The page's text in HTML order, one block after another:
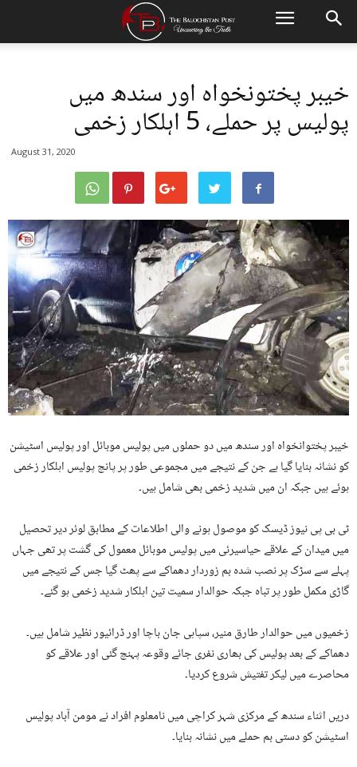
خیبر پختونخواہ اور سندھ میں
پولیس پر حملے، 5 اہلکار زخمی
August 31, 2020
خیبر پختوانخواہ اور سندھ میں دو حملوں میں پولیس موبائل اور پولیس اسٹیشن
کو نشانہ بنایا گیا ہے جن کے نتیجے میں مجموعی طور پر پانچ پولیس اہلکار زخمی
ہوئے ہیں جبکہ ان میں شدید زخمی بھی شامل ہیں۔
ٹی بی پی نیوز ڈیسک کو موصول ہونے والی اطلاعات کے مطابق لوئر دیر تحصیل
میں میدان کے علاقے حیاسیرئی میں پولیس موبائل معمول کی گشت پر تھی جہاں
پہلے سے سڑک پر نصب شدہ بم زوردار دھماکے سے پھٹ گیا جس کے نتیجے میں
گاڑی مکمل طور پر تباہ جبکہ حوالدار سمیت تین اہلکار شدید زخمی ہو گئے۔
زخمیوں میں حوالدار طارق منیر، سپاہی جان باچا اور ڈرائیور نظیر شامل ہیں۔
دھماکے کے بعد پولیس کی بھاری نفری جائے وقوعہ پہنچ گئی اور علاقے کو
محاصرے میں لیکر تفتیش شروع کردیا۔
دریں اثناء سندھ کے مرکزی شہر کراچی میں نامعلوم افراد نے مومن آباد پولیس
اسٹیشن کو دستی بم حملے میں نشانہ بنایا۔